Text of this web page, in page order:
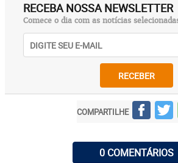
RECEBA NOSSA NEWSLETTER
Comece o dia com as notícias
RECEBER
COMPARTILHE
0 COMENTÁRIOS